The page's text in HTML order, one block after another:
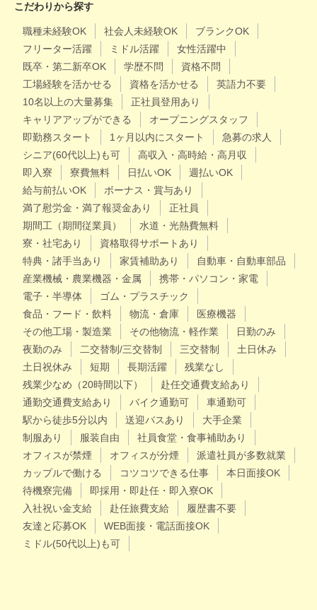
こだわりから探す
職種未経験OK 社会人未経験OK
ブランクOK
フリーター活躍
ミドル活躍
女性活躍中
既卒・第二新卒OK
学歴不問
資格不問
工場経験を活かせる
資格を活かせる
英語力不要
10名以上の大量募集
正社員登用あり
キャリアアップができる
オープニングスタッフ
即勤務スタート
1ヶ月以内にスタート
急募の求人
シニア(60代以上)も可
高収入・高時給・高月収
即入寮
寮費無料 日払いOK
週払いOK
給与前払いOK
ボーナス・賞与あり
満了慰労金・満了報奨金あり
正社員
期間工（期間従業員）
水道・光熱費無料
寮・社宅あり
資格取得サポートあり
特典・諸手当あり
家賃補助あり
自動車・自動車部品
産業機械・農業機器・金属
携帯・パソコン・家電
電子・半導体
ゴム・プラスチック
食品・フード・飲料
物流・倉庫
医療機器
その他工場・製造業
その他物流・軽作業
日勤のみ
夜勤のみ
二交替制/三交替制 三交替制
土日休み
土日祝休み
短期 長期活躍
残業なし
残業少なめ（20時間以下）
赴任交通費支給あり
通勤交通費支給あり
バイク通勤可
車通勤可
駅から徒歩5分以内
送迎バスあり
大手企業
制服あり
服装自由
社員食堂・食事補助あり
オフィスが禁煙
オフィスが分煙
派遣社員が多数就業
カップルで働ける
コツコツできる仕事
本日面接OK
待機寮完備
即採用・即赴任・即入寮OK
入社祝い金支給
赴任旅費支給
履歴書不要
友達と応募OK
WEB面接・電話面接OK
ミドル(50代以上)も可